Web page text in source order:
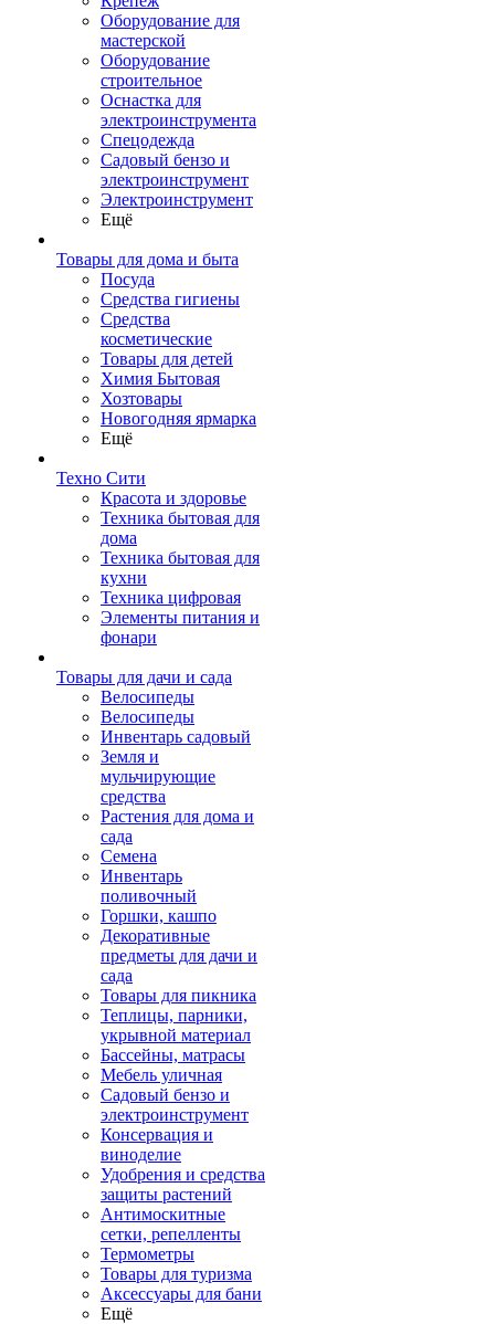
Оборудование для
мастерской
Оборудование
строительное
Оснастка для
электроинструмента
Спецодежда
Садовый бензо и
электроинструмент
Электроинструмент
Ещё
Товары для дома и быта
Посуда
Средства гигиены
Средства
косметические
Товары для детей
Химия Бытовая
Хозтовары
Новогодняя ярмарка
Ещё
Техно Сити
Красота и здоровье
Техника бытовая для
дома
Техника бытовая для
кухни
Техника цифровая
Элементы питания и
фонари
Товары для дачи и сада
Велосипеды
Велосипеды
Инвентарь садовый
Земля и
мульчирующие
средства
Растения для дома и
сада
Семена
Инвентарь
поливочный
Горшки, кашпо
Декоративные
предметы для дачи и
сада
Товары для пикника
Теплицы, парники,
укрывной материал
Бассейны, матрасы
Мебель уличная
Садовый бензо и
электроинструмент
Консервация и
виноделие
Удобрения и средства
защиты растений
Антимоскитные
сетки, репелленты
Термометры
Товары для туризма
Аксессуары для бани
Ещё